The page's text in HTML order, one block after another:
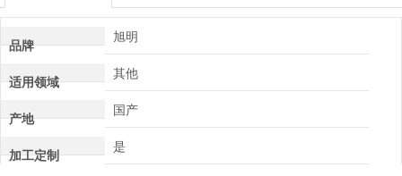
品牌 旭明
适用领域 其他
产地 国产
加工定制 是